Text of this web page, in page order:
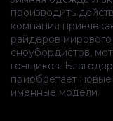
производить
компания
райдеров
сноубордистов,
гонщиков.
приобретает
именные модели.